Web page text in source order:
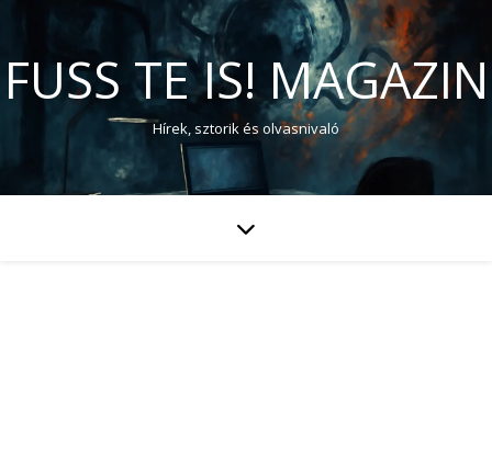
FUSS TE IS! MAGAZIN
Hírek, sztorik és olvasnivaló